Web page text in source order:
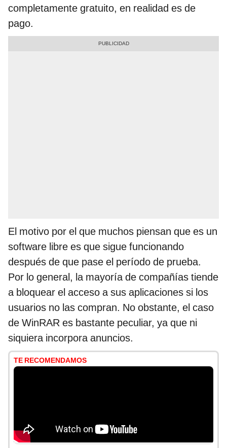
completamente gratuito, en realidad es de
pago.
El motivo por el que muchos piensan que es un
software libre es que sigue funcionando
después de que pase el período de prueba.
Por lo general, la mayoría de compañías tiende
a bloquear el acceso a sus aplicaciones si los
usuarios no las compran. No obstante, el caso
de WinRAR es bastante peculiar, ya que ni
siquiera incorpora anuncios.
TE RECOMENDAMOS